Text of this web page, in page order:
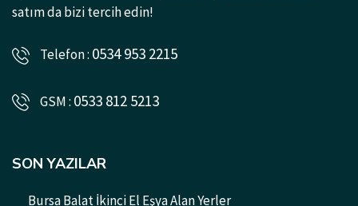
satım da bizi tercih edin!
Telefon : 0534 953 2215
GSM : 0533 812 5213
SON YAZILAR
Bursa Balat İkinci El Eşya Alan Yerler